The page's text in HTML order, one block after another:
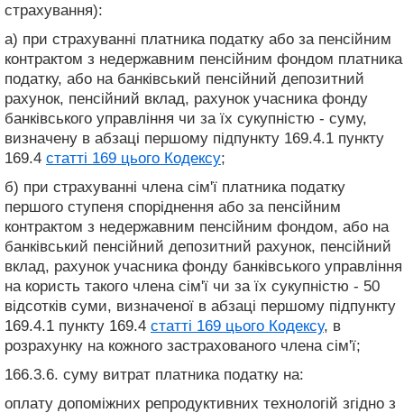
страхування):
а) при страхуванні платника податку або за пенсійним
контрактом з недержавним пенсійним фондом платника
податку, або на банківський пенсійний депозитний
рахунок, пенсійний вклад, рахунок учасника фонду
банківського управління чи за їх сукупністю - суму,
визначену в абзаці першому підпункту 169.4.1 пункту
169.4 статті 169 цього Кодексу;
б) при страхуванні члена сім'ї платника податку
першого ступеня споріднення або за пенсійним
контрактом з недержавним пенсійним фондом, або на
банківський пенсійний депозитний рахунок, пенсійний
вклад, рахунок учасника фонду банківського управління
на користь такого члена сім'ї чи за їх сукупністю - 50
відсотків суми, визначеної в абзаці першому підпункту
169.4.1 пункту 169.4 статті 169 цього Кодексу, в
розрахунку на кожного застрахованого члена сім'ї;
166.3.6. суму витрат платника податку на:
оплату допоміжних репродуктивних технологій згідно з